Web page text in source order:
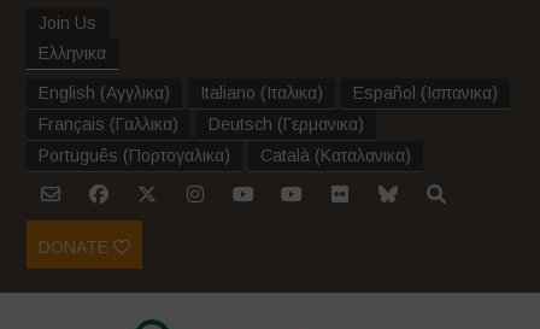
Join Us
Ελληνικα
English (Αγγλικα) Italiano (Ιταλικα) Español (Ισπανικα)
Français (Γαλλικα) Deutsch (Γερμανικα)
Português (Πορτογαλικα) Català (Καταλανικα)
DONATE